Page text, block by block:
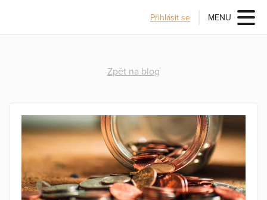
Přihlásit se MENU
Zpět na blog